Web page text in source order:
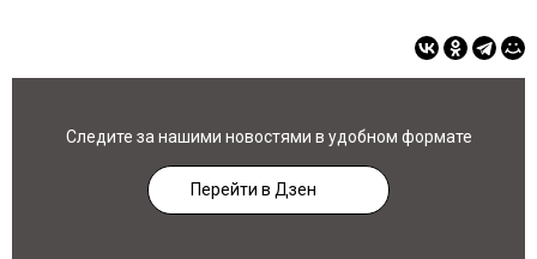
Следите за нашими новостями в удобном формате
Перейти в Дзен